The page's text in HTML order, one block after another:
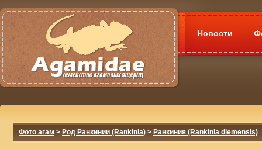
Новости
Фото агам > Род Ранкинии (Rankinia) > Ранкиния (Rankinia diemensis)